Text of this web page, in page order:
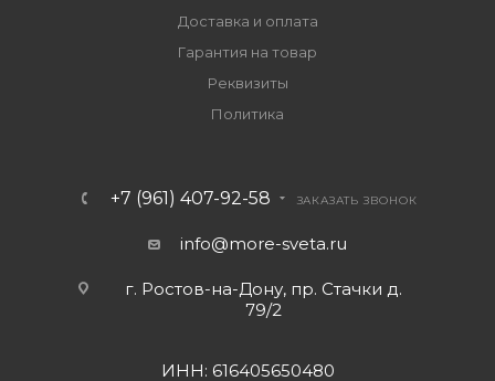
Доставка и оплата
Гарантия на товар
Реквизиты
Политика
+7 (961) 407-92-58 ЗАКАЗАТЬ ЗВОНОК
info@more-sveta.ru
г. Ростов-на-Дону, пр. Стачки д.
79/2
ИНН: 616405650480